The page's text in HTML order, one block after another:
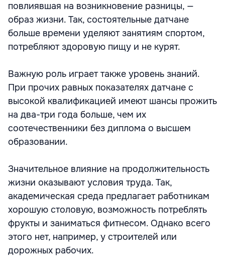
повлиявшая на возникновение разницы, —
образ жизни. Так, состоятельные датчане
больше времени уделяют занятиям спортом,
потребляют здоровую пищу и не курят.
Важную роль играет также уровень знаний.
При прочих равных показателях датчане с
высокой квалификацией имеют шансы прожить
на два-три года больше, чем их
соотечественники без диплома о высшем
образовании.
Значительное влияние на продолжительность
жизни оказывают условия труда. Так,
академическая среда предлагает работникам
хорошую столовую, возможность потреблять
фрукты и заниматься фитнесом. Однако всего
этого нет, например, у строителей или
дорожных рабочих.